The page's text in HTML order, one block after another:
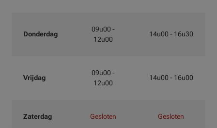
Donderdag
09u00 -
12u00
14u00 - 16u30
Vrijdag
09u00 -
12u00
14u00 - 16u00
Zaterdag Gesloten Gesloten